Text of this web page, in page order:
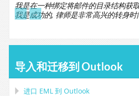
我是在一种绑定将邮件的目录结构获
我是成功的, 律师是非常高兴的转身时
← →
导入和迁移到 Outlook
进口 EML 到 Outlook